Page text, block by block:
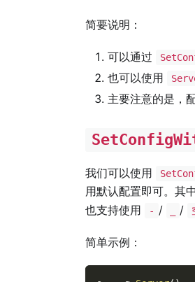
简要说明：
可以通过
也可以使用
主要注意的是，
我们可以使用
用默认配置即可。其中
也支持使用
- / /
简单示例：